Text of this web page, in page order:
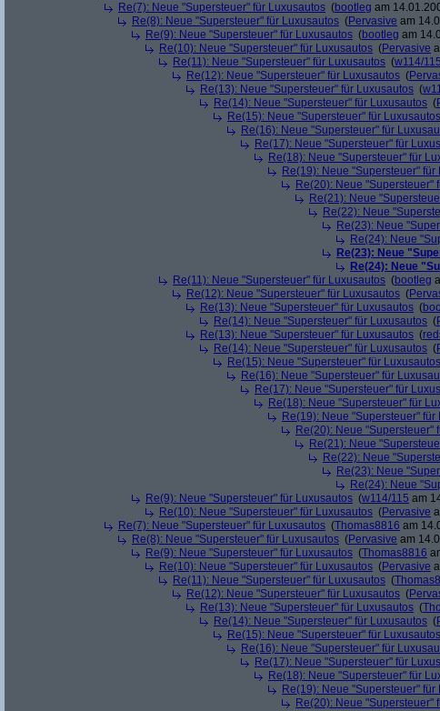
Re(7): Neue "Supersteuer" für Luxusautos (bootleg am
Re(8): Neue "Supersteuer" für Luxusautos (Pervasive am
Re(9): Neue "Supersteuer" für Luxusautos (bootleg am
Re(10): Neue "Supersteuer" für Luxusautos (Pervasive
Re(11): Neue "Supersteuer" für Luxusautos (w114/115
Re(12): Neue "Supersteuer" für Luxusautos (
Re(13): Neue "Supersteuer" für Luxusautos (
Re(14): Neue "Supersteuer" für Luxusautos (
Re(15): Neue "Supersteuer" für Luxusautos
Re(16): Neue "Supersteuer" für
Re(17): Neue "Supersteuer" für
Re(18): Neue "Supersteuer" für
Re(19): Neue "Supersteuer" für
Re(20): Neue "Supersteuer"
Re(21): Neue
Re(22): Neue
Re(23): Neue
Re(24): Neue
Re(23): Neue
Re(24): Neue
Re(11): Neue "Supersteuer" für Luxusautos (bootleg
Re(12): Neue "Supersteuer" für Luxusautos (
Re(13): Neue "Supersteuer" für Luxusautos (
Re(14): Neue "Supersteuer" für Luxusautos (
Re(13): Neue "Supersteuer" für Luxusautos (
Re(14): Neue "Supersteuer" für Luxusautos (
Re(15): Neue "Supersteuer" für Luxusautos
Re(16): Neue "Supersteuer" für
Re(17): Neue "Supersteuer" für
Re(18): Neue "Supersteuer" für
Re(19): Neue "Supersteuer" für
Re(20): Neue "Supersteuer"
Re(21): Neue
Re(22): Neue
Re(23): Neue
Re(24): Neue
Re(9): Neue "Supersteuer" für Luxusautos (w114/115 am
Re(10): Neue "Supersteuer" für Luxusautos (Pervasive
Re(7): Neue "Supersteuer" für Luxusautos (Thomas8816 am
Re(8): Neue "Supersteuer" für Luxusautos (Pervasive am
Re(9): Neue "Supersteuer" für Luxusautos (Thomas8816
Re(10): Neue "Supersteuer" für Luxusautos (Pervasive
Re(11): Neue "Supersteuer" für Luxusautos (
Re(12): Neue "Supersteuer" für Luxusautos (
Re(13): Neue "Supersteuer" für Luxusautos (
Re(14): Neue "Supersteuer" für Luxusautos (
Re(15): Neue "Supersteuer" für Luxusautos
Re(16): Neue "Supersteuer" für
Re(17): Neue "Supersteuer" für
Re(18): Neue "Supersteuer" für
Re(19): Neue "Supersteuer" für
Re(20): Neue "Supersteuer"